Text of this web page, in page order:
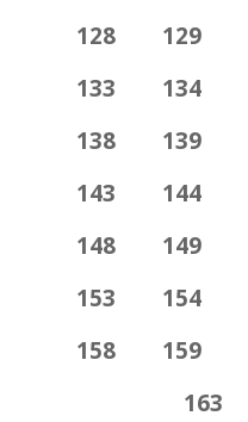
128
129
133
134
138
139
143
144
148
149
153
154
158
159
163